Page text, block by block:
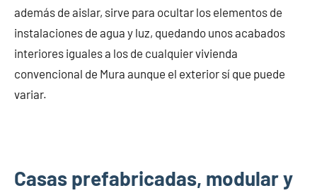
además de aislar, sirve para ocultar los elementos de
instalaciones de agua y luz, quedando unos acabados
interiores iguales a los de cualquier vivienda
convencional de Mura aunque el exterior sí que puede
variar.
Casas prefabricadas, modular y